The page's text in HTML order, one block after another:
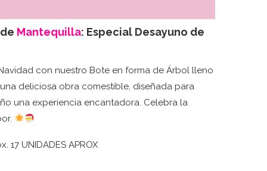
Mantequilla: Especial Desayuno de
con nuestro Bote en forma de Árbol lleno
deliciosa obra comestible, diseñada para
una experiencia encantadora. Celebra la
17 UNIDADES APROX